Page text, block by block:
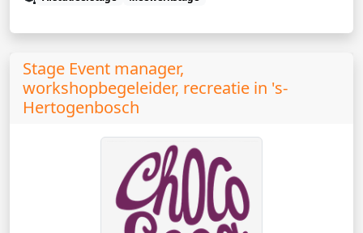
Stage Event manager,
workshopbegeleider, recreatie in 's-
Hertogenbosch